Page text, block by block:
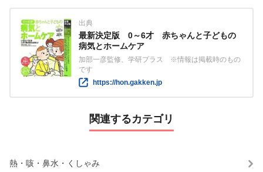
出典
最新決定版 0～6才 赤ちゃんと子どもの
病気とホームケア
加部一彦監修、学研プラス ※情報は掲載時のもの
です
https://hon.gakken.jp
関連するカテゴリ
熱・咳・鼻水・くしゃみ